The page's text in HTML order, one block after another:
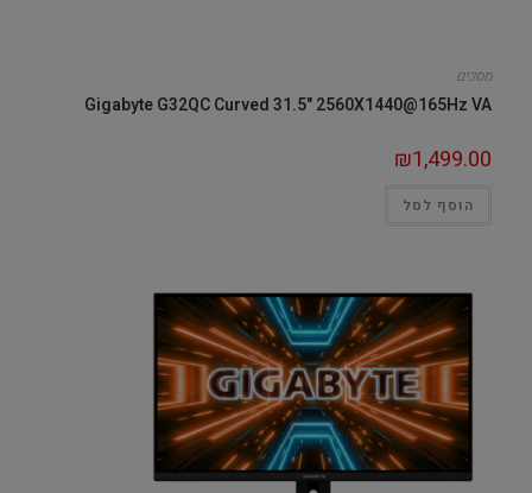
מסכים
Gigabyte G32QC Curved 31.5" 2560X1440@165Hz VA
₪1,499.00
הוסף לסל